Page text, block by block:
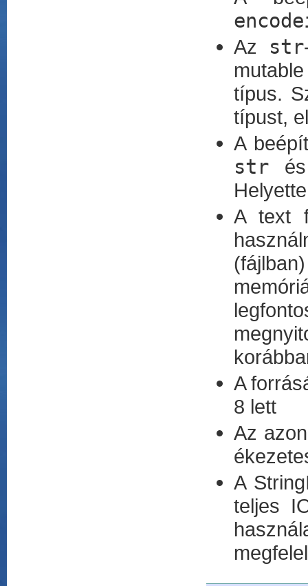
Az str
típus.
típust,
A
str
A text
A
8 lett
Az
A
teljes